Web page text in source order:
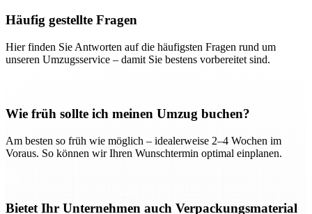
Häufig gestellte Fragen
Hier finden Sie Antworten auf die häufigsten Fragen rund um
unseren Umzugsservice – damit Sie bestens vorbereitet sind.
Wie früh sollte ich meinen Umzug buchen?
Am besten so früh wie möglich – idealerweise 2–4 Wochen im
Voraus. So können wir Ihren Wunschtermin optimal einplanen.
Bietet Ihr Unternehmen auch Verpackungsmaterial